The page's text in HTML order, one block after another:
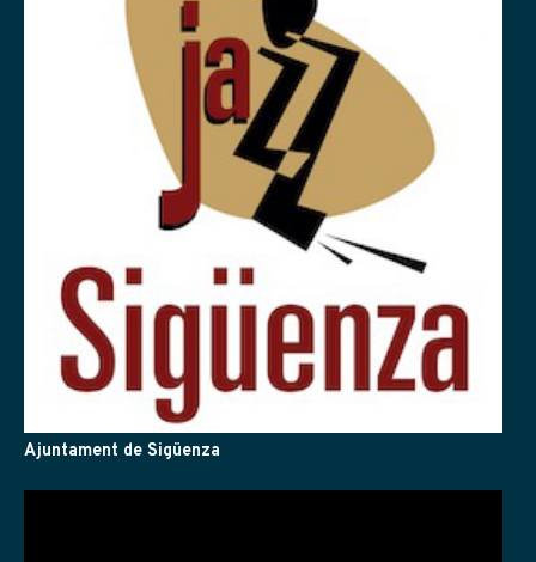
Ajuntament de Sigüenza